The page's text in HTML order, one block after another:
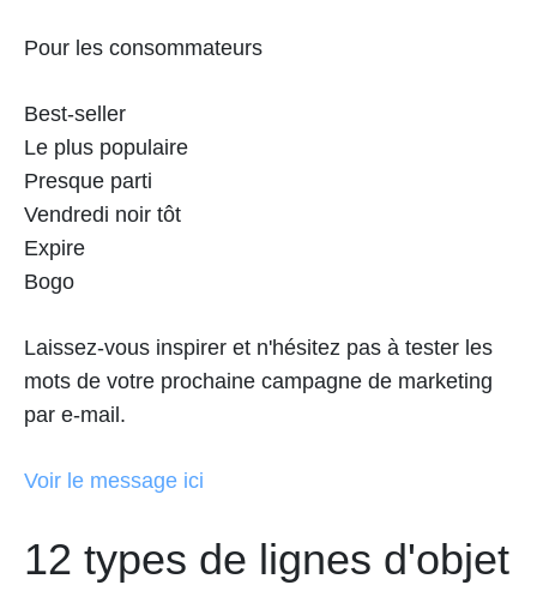
Pour les consommateurs
Best-seller
Le plus populaire
Presque parti
Vendredi noir tôt
Expire
Bogo
Laissez-vous inspirer et n'hésitez pas à tester les
mots de votre prochaine campagne de marketing
par e-mail.
Voir le message ici
12 types de lignes d'objet